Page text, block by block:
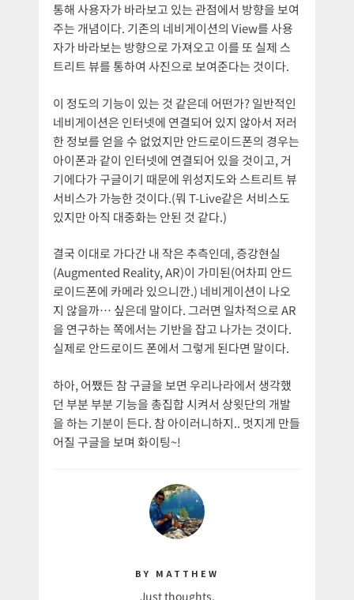
통해 사용자가 바라보고 있는 관점에서 방향을 보여
주는 개념이다. 기존의 네비게이션의 View를 사용
자가 바라보는 방향으로 가져오고 이를 또 실제 스
트리트 뷰를 통하여 사진으로 보여준다는 것이다.
이 정도의 기능이 있는 것 같은데 어떤가? 일반적인
네비게이션은 인터넷에 연결되어 있지 않아서 저러
한 정보를 얻을 수 없었지만 안드로이드폰의 경우는
아이폰과 같이 인터넷에 연결되어 있을 것이고, 거
기에다가 구글이기 때문에 위성지도와 스트리트 뷰
서비스가 가능한 것이다.(뭐 T-Live같은 서비스도
있지만 아직 대중화는 안된 것 같다.)
결국 이대로 가다간 내 작은 추측인데, 증강현실
(Augmented Reality, AR)이 가미된(어차피 안드
로이드폰에 카메라 있으니깐.) 네비게이션이 나오
지 않을까… 싶은데 말이다. 그러면 일차적으로 AR
을 연구하는 쪽에서는 기반을 잡고 나가는 것이다.
실제로 안드로이드 폰에서 그렇게 된다면 말이다.
하아, 어쨌든 참 구글을 보면 우리나라에서 생각했
던 부분 부분 기능을 총집합 시켜서 상윗단의 개발
을 하는 기분이 든다. 참 아이러니하지.. 멋지게 만들
어질 구글을 보며 화이팅~!
BY MATTHEW
Just thoughts.